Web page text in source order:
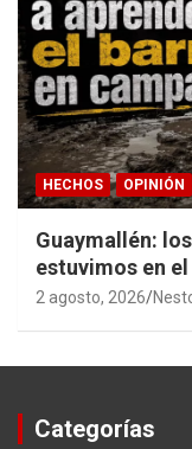
HECHOS OPINIÓN
Guaymallén:
estuvimos en
2 agosto, 2026
Categorías